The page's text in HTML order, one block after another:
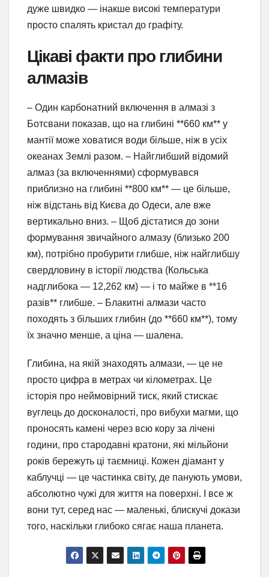
дуже швидко — інакше високі температури
просто спалять кристал до графіту.
Цікаві факти про глибини
алмазів
– Один карбонатний включення в алмазі з
Ботсвани показав, що на глибині **660 км** у
мантії може ховатися води більше, ніж в усіх
океанах Землі разом. – Найглибший відомий
алмаз (за включеннями) сформувався
приблизно на глибині **800 км** — це більше,
ніж відстань від Києва до Одеси, але вже
вертикально вниз. – Щоб дістатися до зони
формування звичайного алмазу (близько 200
км), потрібно пробурити глибше, ніж найглибшу
свердловину в історії людства (Кольська
надглибока — 12,262 км) — і то майже в **16
разів** глибше. – Блакитні алмази часто
походять з більших глибин (до **660 км**), тому
їх значно менше, а ціна — шалена.
Глибина, на якій знаходять алмази, — це не
просто цифра в метрах чи кілометрах. Це
історія про неймовірний тиск, який стискає
вуглець до досконалості, про вибухи магми, що
проносять камені через всю кору за лічені
години, про стародавні кратони, які мільйони
років бережуть ці таємниці. Кожен діамант у
каблучці — це частинка світу, де панують умови,
абсолютно чужі для життя на поверхні. І все ж
вони тут, серед нас — маленькі, блискучі докази
того, наскільки глибоко сягає наша планета.